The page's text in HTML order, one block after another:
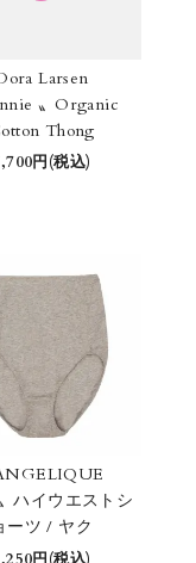
Larsen
〟Organic
Thong
円(税込)
ハイウエストシ
ーツ / ヤク